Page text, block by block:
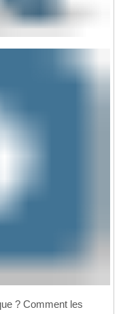
? Comment les